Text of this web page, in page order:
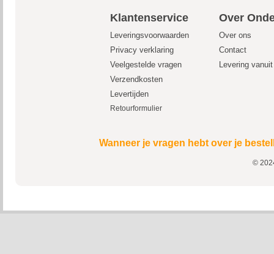
Klantenservice Over
Leveringsvoorwaarden
Over ons
Privacy verklaring
Contact
Veelgestelde vragen
Levering
Verzendkosten
Levertijden
Retourformulier
Wanneer je vragen hebt over je
©